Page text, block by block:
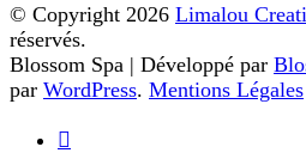
© Copyright 2026 Limalou
réservés.
Blossom Spa | Développé par
par WordPress. Mentions Légales